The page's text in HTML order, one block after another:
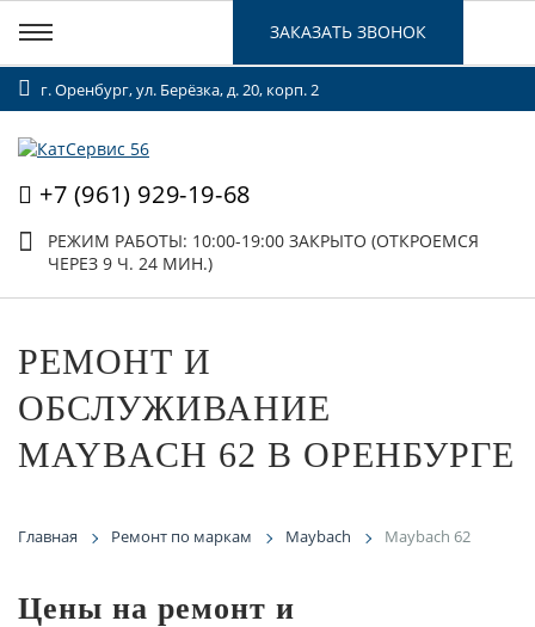
г. Оренбург, ул. Берёзка, д. 20, корп. 2
+7 (961) 929-19-68
РЕЖИМ РАБОТЫ: 10:00-19:00 ЗАКРЫТО (ОТКРОЕМСЯ
ЧЕРЕЗ 9 Ч. 24 МИН.)
ЗАКАЗАТЬ ЗВОНОК
РЕМОНТ И
ОБСЛУЖИВАНИЕ
MAYBACH 62 В ОРЕНБУРГЕ
Главная Ремонт по маркам Maybach Maybach 62
Цены на ремонт и